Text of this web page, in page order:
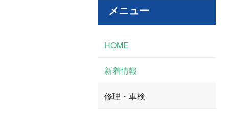
メニュー
HOME
新着情報
修理・車検